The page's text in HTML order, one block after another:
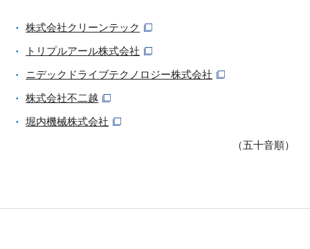
株式会社クリーンテック
トリプルアール株式会社
ニデックドライブテクノロジー株式会社
株式会社不二越
堀内機械株式会社
（五十音順）